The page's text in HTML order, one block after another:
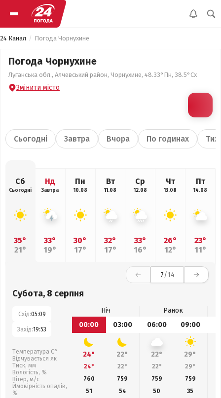
24 Канал Погода Чорнухине
Погода Чорнухине
Луганська обл., Алчевський район, Чорнухине, 48.33°Пн, 38.5°Сх
Змінити місто
Сьогодні Завтра Вчора По годинах
Сб
Сьогодні
35°
21°
Нд
Завтра
33°
19°
Пн
10.08
30°
17°
Вт
11.08
32°
17°
Ср
12.08
33°
16°
Чт
13.08
26°
12°
Пт
14.08
23°
11°
7/14
Субота, 8 серпня
Схід:05:09
Захід:19:53
Температура С°
Відчувається як
Тиск, мм
Вологість, %
Вітер, м/с
Ймовірність опадів,
%
Ніч
Ранок
00:00
03:00 06:00 09:00
24° 22° 22° 29°
24° 22° 22° 29°
760
759 759 759
51
54 50 35